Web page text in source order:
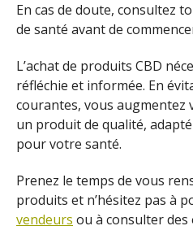
En cas de doute, consultez
de santé avant de
L’achat de produits CBD
réfléchie et informée. En
courantes, vous augmentez
un produit de qualité,
pour votre santé.
Prenez le temps de vous
produits et n’hésitez pas à
vendeurs ou à consulter des